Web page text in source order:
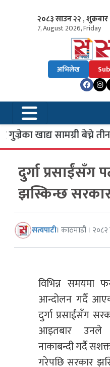
२०८३ साउन २२ , शुक्रबार
7, August 2026, Friday
अभिलेख
खाद्य सामग्री बेच्ने तीन
दुर्गा
झस्किन्छ
सत्यपाटी। काठमाडौं ।
विभिन्न समयमा
आन्दोलन गर्दै
दुर्गा प्रसाईंसँग
आइतबार उनले
नाकाबन्दी गर्दै
गरेपछि सरकार